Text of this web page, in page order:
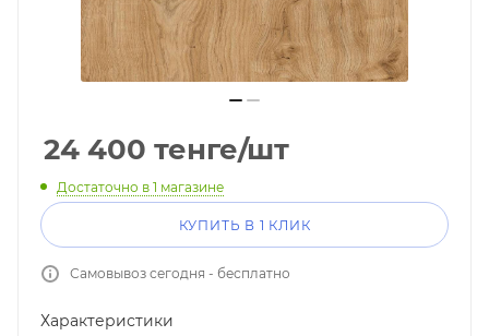
24 400 тенге/шт
Достаточно в 1 магазине
КУПИТЬ В 1 КЛИК
Самовывоз сегодня - бесплатно
Характеристики